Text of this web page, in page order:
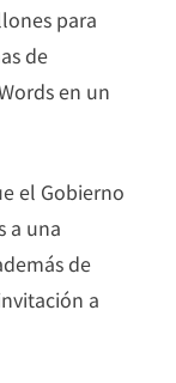
para
de
en un
el Gobierno
a una
de
a